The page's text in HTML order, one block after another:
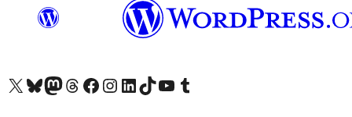
ຢ້ຽມຊົມບັນຊີ X (ຊື່ເກົ່າ Twitter) ຂອງພວກເຮົາຢ້ຽມຊົມບັນຊີ Bluesky ຂອງພວກເຮົາຢ້ຽມຊົມບັນຊີ Mastodon ຂອງພວກເຮົາຢ້ຽມຊົມບັນຊີ Threads ຂອງພວກເຮົາຢ້ຽມຊົມໜ້າ Facebook ຂອງພວກເຮົາຢ້ຽມຊົມບັນຊີ Instagram ຂອງພວກເຮົາຢ້ຽມຊົມບັນຊີ LinkedIn ຂອງພວກເຮົາຢ້ຽມຊົມບັນຊີ TikTok ຂອງພວກເຮົາຢ້ຽມຊົມຊ່ອງ YouTube ຂອງພວກເຮົາຢ້ຽມຊົມບັນຊີ Tumblr ຂອງພວກເຮົາ